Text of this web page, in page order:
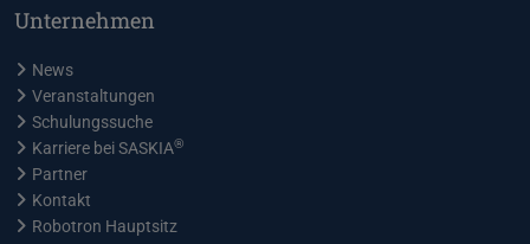
Unternehmen
News
Veranstaltungen
Schulungssuche
Karriere bei SASKIA®
Partner
Kontakt
Robotron Hauptsitz